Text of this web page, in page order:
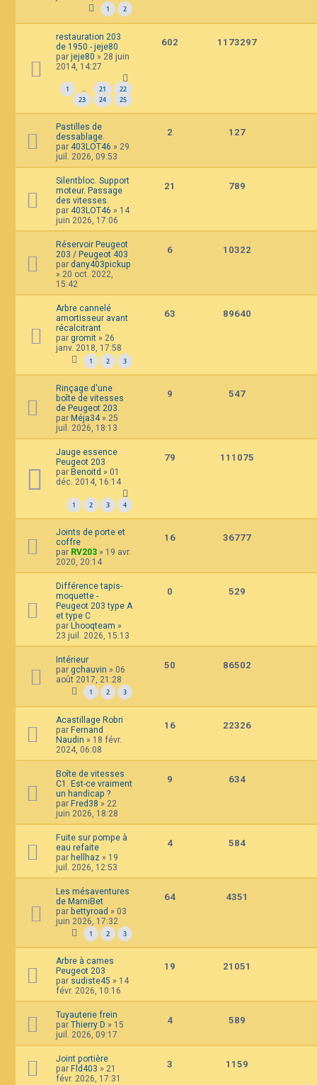
1 2
restauration 203
de 1950 - jeje80
par jeje80 » 28 juin
2014, 14:27
1 … 21
22
23
24 25
602 1173297
Pastilles de
dessablage.
par 403LOT46 » 29
juil. 2026, 09:53
2 127
Silentbloc. Support
moteur. Passage
des vitesses.
par 403LOT46 » 14
juin 2026, 17:06
21 789
Réservoir Peugeot
203 / Peugeot 403
par dany403pickup
» 20 oct. 2022,
15:42
6 10322
Arbre cannelé
amortisseur avant
récalcitrant
par gromit » 26
janv. 2018, 17:58
1 2 3
63 89640
Rinçage d'une
boîte de vitesses
de Peugeot 203.
par Méja34» 25
juil. 2026, 18:13
9 547
Jauge essence
Peugeot 203
par Benoitd » 01
déc. 2014, 16:14
1 2 3 4
79 111075
Joints de porte et
coffre
par RV203 » 19 avr.
2020, 20:14
16 36777
Différence tapis-
moquette -
Peugeot 203 type A
et type C
par Lhooqteam »
23 juil. 2026, 15:13
0 529
Intérieur
par gchauvin » 06
août 2017, 21:28
1 2 3
50 86502
Acastillage Robri
par Fernand
Naudin » 18 févr.
2024, 06:08
16 22326
Boîte de vitesses
C1. Est-ce vraiment
un handicap ?
par Fred38 » 22
juin 2026, 18:28
9 634
Fuite sur pompe à
eau refaite
par hellhaz » 19
juil. 2026, 12:53
4 584
Les mésaventures
de MamiBet
par bettyroad » 03
juin 2026, 17:32
1 2 3
64 4351
Arbre à cames
Peugeot 203
par sudiste45 » 14
févr. 2026, 10:16
19 21051
Tuyauterie frein
par Thierry D » 15
juil. 2026, 09:17
4 589
Joint portière
par Fld403 » 21
févr. 2026, 17:31
3 1159